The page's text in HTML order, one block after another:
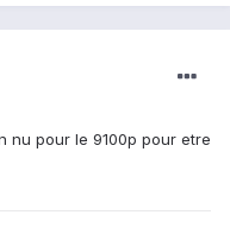
nu pour le 9100p pour etre